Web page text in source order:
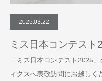
2025.03.22
ミス日本コンテスト
「ミス日本コンテスト2025
ィクスへ表敬訪問にお越しく